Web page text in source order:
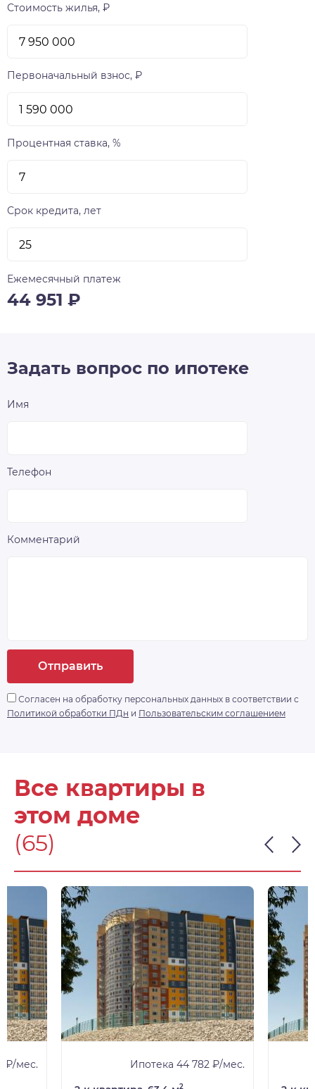
Стоимость жилья, ₽
Первоначальный взнос, ₽
Процентная ставка, %
Срок кредита, лет
Ежемесячный платеж
44 951 ₽
Задать вопрос по ипотеке
Имя
Телефон
Комментарий
Отправить
Согласен на обработку персональных данных в соответствии с
Политикой обработки ПДн и Пользовательским соглашением
Все квартиры в
этом доме
(65)
₽/мес.
Ипотека 44 782 ₽/мес.
2